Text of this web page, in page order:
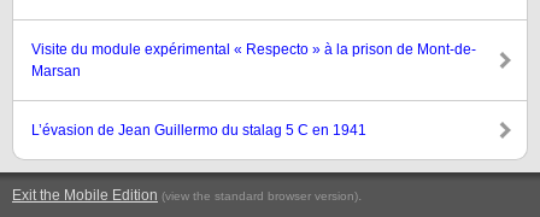
Visite du module expérimental « Respecto » à la prison de Mont-de-
Marsan
L’évasion de Jean Guillermo du stalag 5 C en 1941
Exit the Mobile Edition (view the standard browser version).